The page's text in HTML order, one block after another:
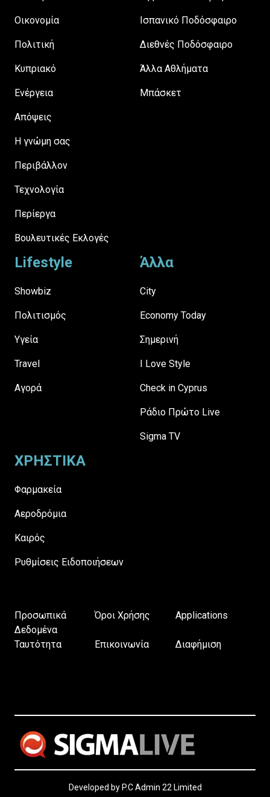
Οικονομία
Πολιτική
Κυπριακό
Ενέργεια
Απόψεις
H γνώμη σας
Περιβάλλον
Τεχνολογία
Περίεργα
Βουλευτικές Εκλογές
Ισπανικό Ποδόσφαιρο
Διεθνές Ποδόσφαιρο
Άλλα Αθλήματα
Μπάσκετ
Lifestyle
Showbiz
Πολιτισμός
Υγεία
Travel
Αγορά
Άλλα
City
Economy Today
Σημερινή
I Love Style
Check in Cyprus
Ράδιο Πρώτο Live
Sigma TV
ΧΡΗΣΤΙΚΑ
Φαρμακεία
Αεροδρόμια
Καιρός
Ρυθμίσεις Ειδοποιήσεων
Προσωπικά
Δεδομένα
Όροι Χρήσης Applications
Ταυτότητα Επικοινωνία Διαφήμιση
Developed by P.C Admin 22 Limited